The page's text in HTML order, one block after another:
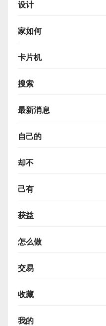
设计
家如何
卡片机
搜索
最新消息
自己的
却不
己有
获益
怎么做
交易
收藏
我的